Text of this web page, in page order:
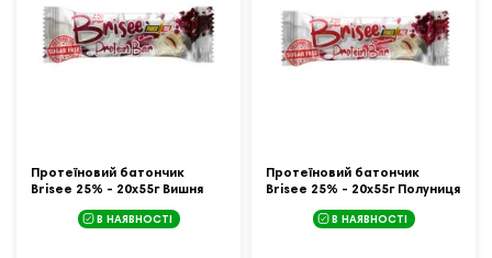
Протеїновий батончик
Brisee 25% - 20х55г Вишня
В НАЯВНОСТІ
Протеїновий батончик
Brisee 25% - 20х55г Полуниця
В НАЯВНОСТІ